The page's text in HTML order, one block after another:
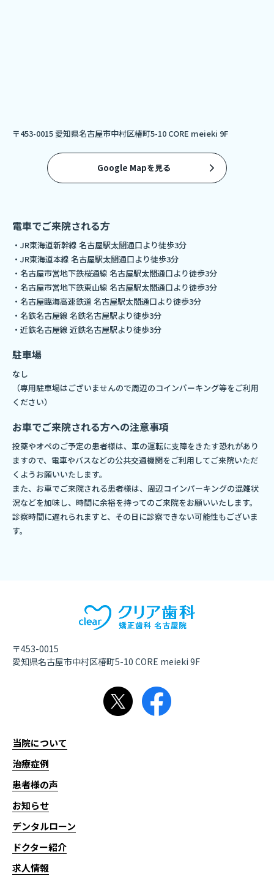
〒453-0015 愛知県名古屋市中村区椿町5-10 CORE meieki 9F
Google Mapを見る
電車でご来院される方
・JR東海道新幹線 名古屋駅太閤通口より徒歩3分
・JR東海道本線 名古屋駅太閤通口より徒歩3分
・名古屋市営地下鉄桜通線 名古屋駅太閤通口より徒歩3分
・名古屋市営地下鉄東山線 名古屋駅太閤通口より徒歩3分
・名古屋臨海高速鉄道 名古屋駅太閤通口より徒歩3分
・名鉄名古屋線 名鉄名古屋駅より徒歩3分
・近鉄名古屋線 近鉄名古屋駅より徒歩3分
駐車場
なし
（専用駐車場はございませんので周辺のコインパーキング等をご利用
ください）
お車でご来院される方への注意事項
投薬やオペのご予定の患者様は、車の運転に支障をきたす恐れがあり
ますので、電車やバスなどの公共交通機関をご利用してご来院いただ
くようお願いいたします。
また、お車でご来院される患者様は、周辺コインパーキングの混雑状
況などを加味し、時間に余裕を持ってのご来院をお願いいたします。
診察時間に遅れられますと、その日に診察できない可能性もございま
す。
〒453-0015
愛知県名古屋市中村区椿町5-10 CORE meieki 9F
当院について
治療症例
患者様の声
お知らせ
デンタルローン
ドクター紹介
求人情報